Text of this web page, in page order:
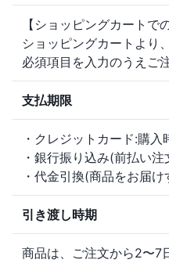
【ショッピングカートで
ショッピングカートより
必須項目を入力のうえご
支払期限
・クレジットカード:購入
・銀行振り込み(前払い
・代金引換(商品をお届け
引き渡し時期
商品は、ご注文から2〜7